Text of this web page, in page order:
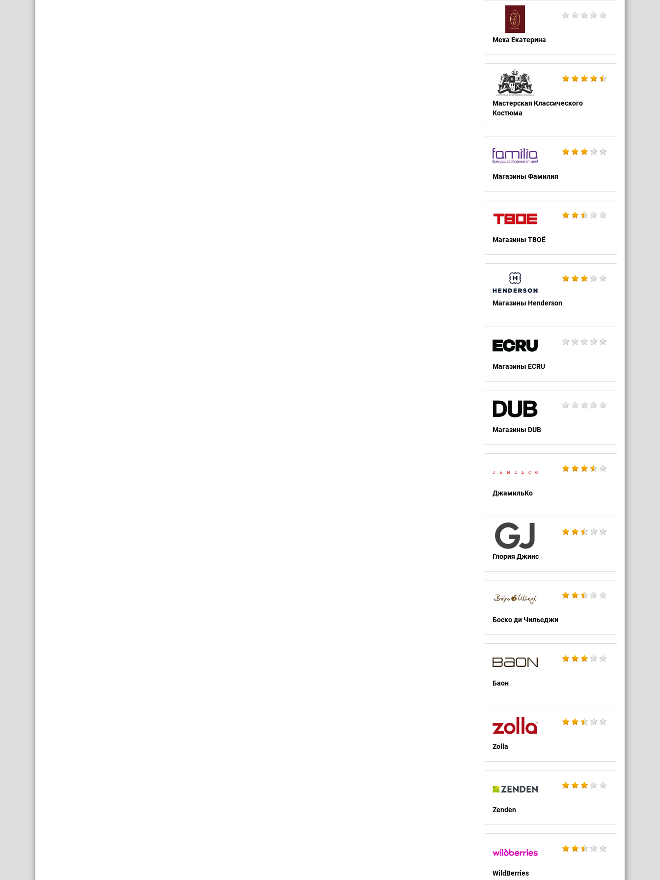
Меха Екатерина
Мастерская Классического
Костюма
Магазины Фамилия
Магазины ТВОЁ
Магазины Henderson
Магазины ECRU
Магазины DUB
ДжамильКо
Глория Джинс
Боско ди Чильеджи
Баон
Zolla
Zenden
WildBerries